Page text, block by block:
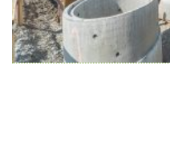
Kontakt
Newsletter